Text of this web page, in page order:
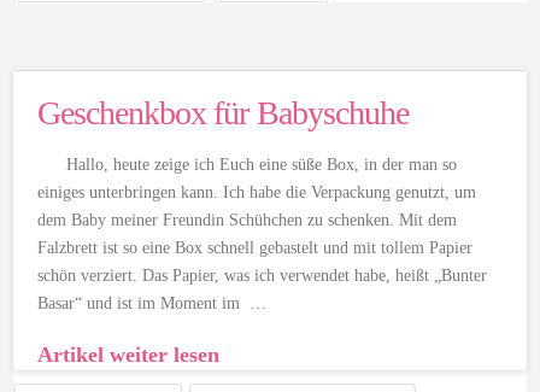
Geschenkbox für Babyschuhe
Hallo, heute zeige ich Euch eine süße Box, in der man so
einiges unterbringen kann. Ich habe die Verpackung genutzt, um
dem Baby meiner Freundin Schühchen zu schenken. Mit dem
Falzbrett ist so eine Box schnell gebastelt und mit tollem Papier
schön verziert. Das Papier, was ich verwendet habe, heißt „Bunter
Basar“ und ist im Moment im …
Artikel weiter lesen